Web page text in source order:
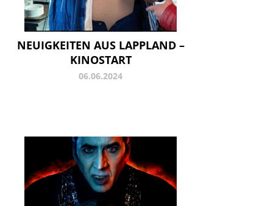
NEUIGKEITEN AUS LAPPLAND –
KINOSTART
06.06.2024